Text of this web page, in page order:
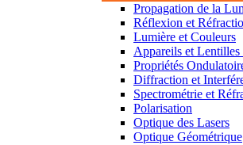
Propagation de la
Réflexion et
Lumière et Couleurs
Appareils et Lentilles
Propriétés
Diffraction et
Spectrométrie et
Polarisation
Optique des Lasers
Optique Géométrique